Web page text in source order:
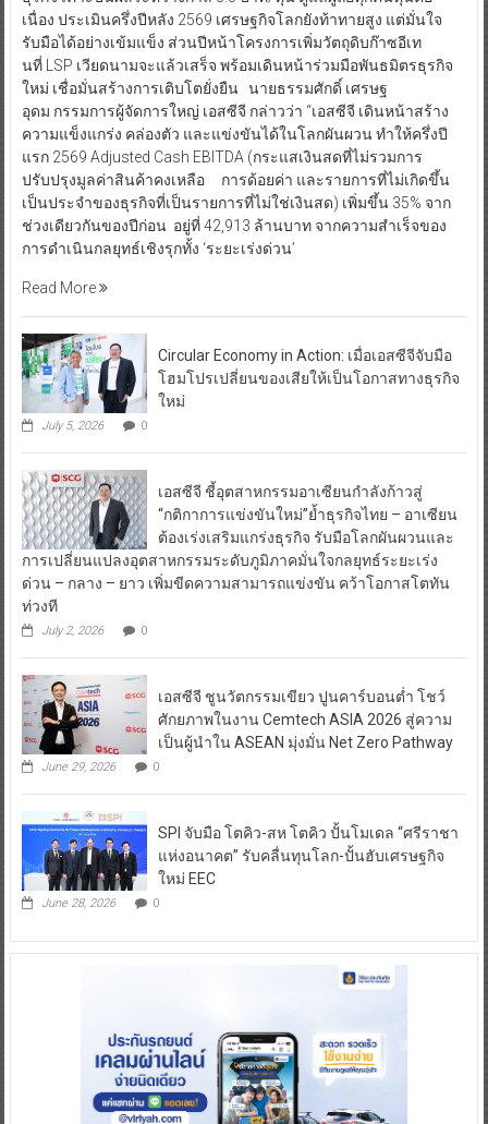
เนื่อง ประเมินครึ่งปีหลัง 2569 เศรษฐกิจโลกยังท้าทายสูง แต่มั่นใจ
รับมือได้อย่างเข้มแข็ง ส่วนปีหน้าโครงการเพิ่มวัตถุดิบก๊าซอีเท
นที่ LSP เวียดนามจะแล้วเสร็จ พร้อมเดินหน้าร่วมมือพันธมิตรธุรกิจ
ใหม่ เชื่อมั่นสร้างการเติบโตยั่งยืน นายธรรมศักดิ์ เศรษฐ
อุดม กรรมการผู้จัดการใหญ่ เอสซีจี กล่าวว่า “เอสซีจี เดินหน้าสร้าง
ความแข็งแกร่ง คล่องตัว และแข่งขันได้ในโลกผันผวน ทำให้ครึ่งปี
แรก 2569 Adjusted Cash EBITDA (กระแสเงินสดที่ไม่รวมการ
ปรับปรุงมูลค่าสินค้าคงเหลือ การด้อยค่า และรายการที่ไม่เกิดขึ้น
เป็นประจำของธุรกิจที่เป็นรายการที่ไม่ใช่เงินสด) เพิ่มขึ้น 35% จาก
ช่วงเดียวกันของปีก่อน อยู่ที่ 42,913 ล้านบาท จากความสำเร็จของ
การดำเนินกลยุทธ์เชิงรุกทั้ง ‘ระยะเร่งด่วน’
Read More
Circular Economy in Action: เมื่อเอสซีจีจับมือ
โฮมโปรเปลี่ยนของเสียให้เป็นโอกาสทางธุรกิจ
ใหม่
July 5, 2026 0
เอสซีจี ชี้อุตสาหกรรมอาเซียนกำลังก้าวสู่
“กติกาการแข่งขันใหม่”ย้ำธุรกิจไทย – อาเซียน
ต้องเร่งเสริมแกร่งธุรกิจ รับมือโลกผันผวนและ
การเปลี่ยนแปลงอุตสาหกรรมระดับภูมิภาคมั่นใจกลยุทธ์ระยะเร่ง
ด่วน – กลาง – ยาว เพิ่มขีดความสามารถแข่งขัน คว้าโอกาสโตทัน
ท่วงที
July 2, 2026 0
เอสซีจี ชูนวัตกรรมเขียว ปูนคาร์บอนต่ำ โชว์
ศักยภาพในงาน Cemtech ASIA 2026 สู่ความ
เป็นผู้นำใน ASEAN มุ่งมั่น Net Zero Pathway
June 29, 2026 0
SPI จับมือ โตคิว-สห โตคิว ปั้นโมเดล “ศรีราชา
แห่งอนาคต” รับคลื่นทุนโลก-ปั้นฮับเศรษฐกิจ
ใหม่ EEC
June 28, 2026 0